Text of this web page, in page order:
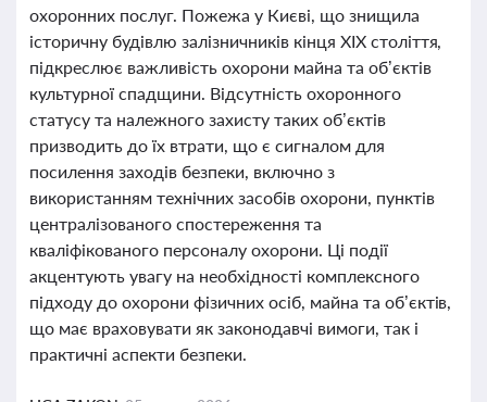
охоронних послуг. Пожежа у Києві, що знищила
історичну будівлю залізничників кінця ХІХ століття,
підкреслює важливість охорони майна та об’єктів
культурної спадщини. Відсутність охоронного
статусу та належного захисту таких об’єктів
призводить до їх втрати, що є сигналом для
посилення заходів безпеки, включно з
використанням технічних засобів охорони, пунктів
централізованого спостереження та
кваліфікованого персоналу охорони. Ці події
акцентують увагу на необхідності комплексного
підходу до охорони фізичних осіб, майна та об’єктів,
що має враховувати як законодавчі вимоги, так і
практичні аспекти безпеки.